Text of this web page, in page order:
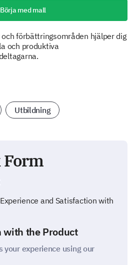
Börja med mall
förbättringsområden hjälper dig
och produktiva
Utbildning
Form
and Satisfaction with
with the Product
your experience using our